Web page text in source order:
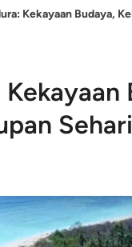
Kekayaan Budaya,